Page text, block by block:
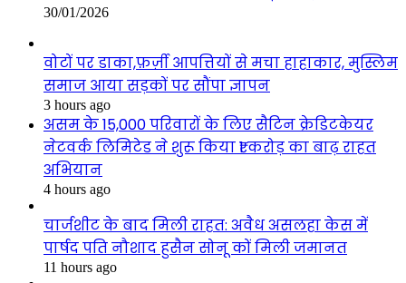
30/01/2026
वोटों पर डाका,फ़र्ज़ी आपत्तियों से मचा हाहाकार, मुस्लिम
समाज आया सड़कों पर सौंपा ज्ञापन
3 hours ago
असम के 15,000 परिवारों के लिए सैटिन क्रेडिटकेयर
नेटवर्क लिमिटेड ने शुरू किया ₹1 करोड़ का बाढ़ राहत
अभियान
4 hours ago
चार्जशीट के बाद मिली राहत: अवैध असलहा केस में
पार्षद पति नौशाद हुसैन सोनू कों मिली जमानत
11 hours ago